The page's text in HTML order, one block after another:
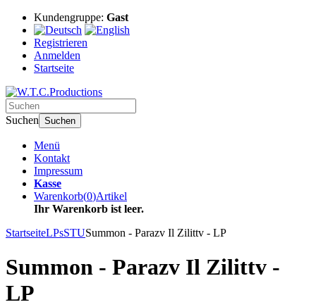
Kundengruppe: Gast
Registrieren
Anmelden
Startseite
Suchen Suchen
Menü
Kontakt
Impressum
Kasse
Warenkorb(0)Artikel
Ihr Warenkorb ist leer.
StartseiteLPsSTUSummon - Parazv Il Zilittv - LP
Summon - Parazv Il Zilittv -
LP